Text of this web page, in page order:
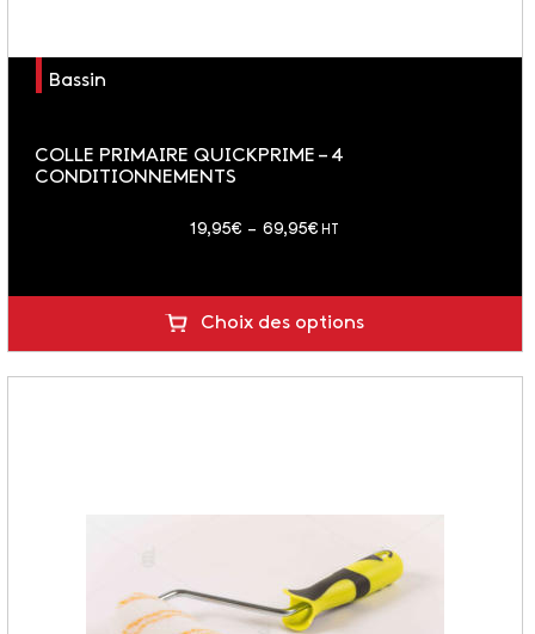
Bassin
COLLE PRIMAIRE QUICKPRIME – 4
CONDITIONNEMENTS
19,95€ – 69,95€Plage
19,95€
à
69,95€
HT
Choix des options